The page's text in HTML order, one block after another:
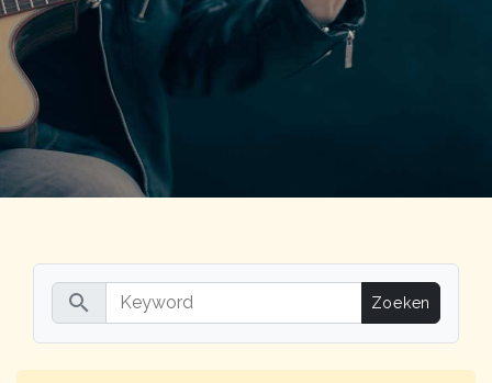
search